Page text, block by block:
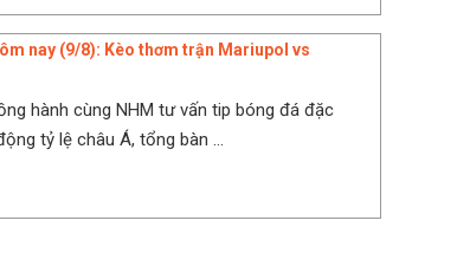
nay (9/8): Kèo thơm trận Mariupol vs
hành cùng NHM tư vấn tip bóng đá đặc
tỷ lệ châu Á, tổng bàn ...